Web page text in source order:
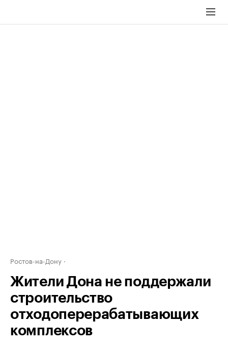
Ростов-на-Дону
Жители Дона не поддержали
строительство
отходоперерабатывающих
комплексов